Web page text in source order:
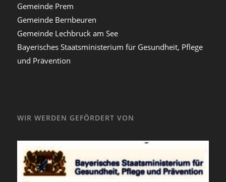
Gemeinde Prem
Gemeinde Bernbeuren
Gemeinde Lechbruck am See
Bayerisches Staatsministerium für Gesundheit, Pflege
und Prävention
WIR WERDEN GEFÖRDERT VON